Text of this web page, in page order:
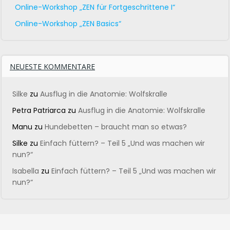
Online-Workshop „ZEN für Fortgeschrittene I“
Online-Workshop „ZEN Basics“
NEUESTE KOMMENTARE
Silke zu Ausflug in die Anatomie: Wolfskralle
Petra Patriarca zu Ausflug in die Anatomie: Wolfskralle
Manu zu Hundebetten – braucht man so etwas?
Silke zu Einfach füttern? – Teil 5 „Und was machen wir
nun?“
Isabella zu Einfach füttern? – Teil 5 „Und was machen wir
nun?“